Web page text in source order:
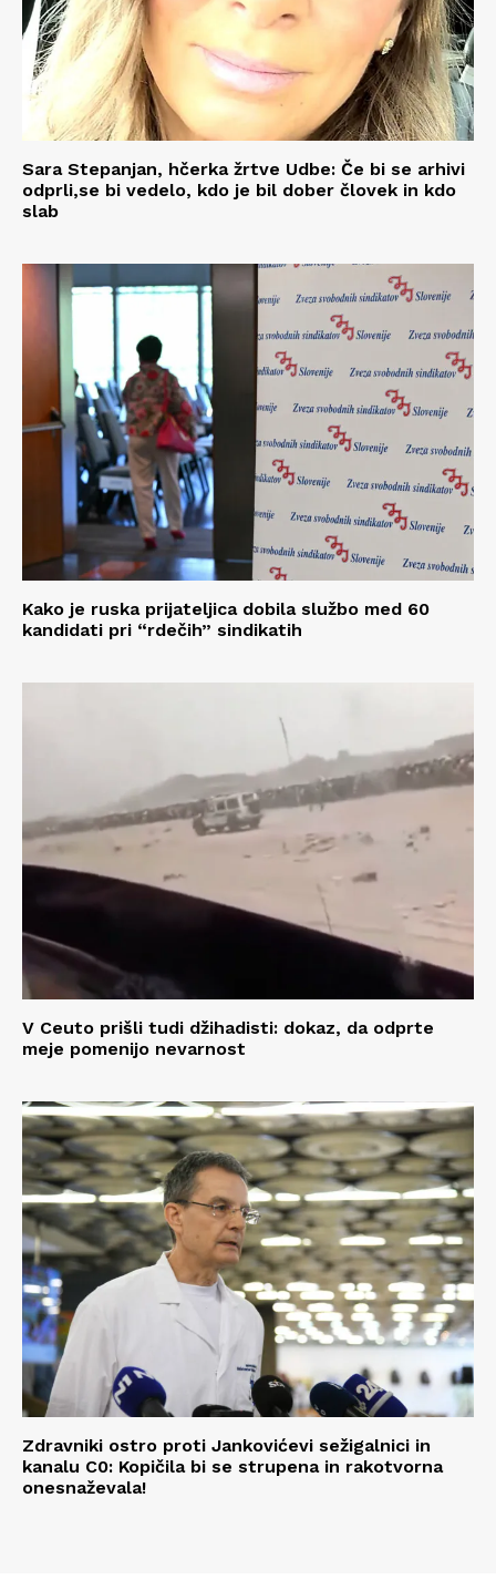
Sara Stepanjan, hčerka žrtve Udbe: Če bi se arhivi
odprli,se bi vedelo, kdo je bil dober človek in kdo
slab
Kako je ruska prijateljica dobila službo med 60
kandidati pri “rdečih” sindikatih
V Ceuto prišli tudi džihadisti: dokaz, da odprte
meje pomenijo nevarnost
Zdravniki ostro proti Jankovićevi sežigalnici in
kanalu C0: Kopičila bi se strupena in rakotvorna
onesnaževala!